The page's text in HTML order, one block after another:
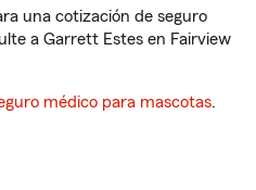
una cotización de seguro
a Garrett Estes en Fairview
médico para mascotas.